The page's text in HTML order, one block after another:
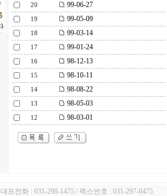
20 99-06-27
19 99-05-09
18 99-03-14
17 99-01-24
16 98-12-13
15 98-10-11
14 98-08-22
13 98-05-03
12 98-03-01
대표전화 : 031-298-1475 / 팩스번호 : 031-297-0475